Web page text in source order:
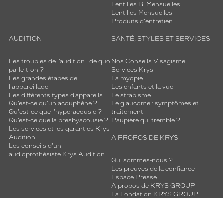
Lentilles Bi Mensuelles
Lentilles Mensuelles
Produits d'entretien
AUDITION
Les troubles de l’audition : de quoi
parle-t-on ?
Les grandes étapes de
l'appareillage
Les différents types d’appareils
Qu’est-ce qu'un acouphène ?
Qu'est-ce que l'hyperacousie ?
Qu’est-ce que la presbyacousie ?
Les services et les garanties Krys
Audition
Les conseils d'un
audioprothésiste Krys Audition
SANTÉ, STYLES ET SERVICES
Nos Conseils Visagisme
Services Krys
La myopie
Les enfants et la vue
Le strabisme
Le glaucome : symptômes et
traitement
Paupière qui tremble ?
A PROPOS DE KRYS
Qui sommes-nous ?
Les preuves de la confiance
Espace Presse
A propos de KRYS GROUP
La Fondation KRYS GROUP